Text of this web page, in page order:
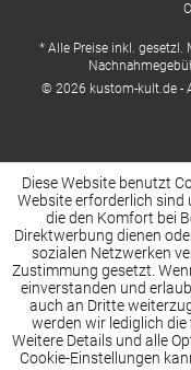
* Alle Preise inkl. gesetzl.
© 2026 kustom-kult.de -
Diese Website benutzt
Website erforderlich sind
die den Komfort bei
Direktwerbung dienen
sozialen Netzwerken
Zustimmung gesetzt.
einverstanden und
auch an Dritte
werden wir lediglich
Weitere Details und alle
Cookie-Einstellungen